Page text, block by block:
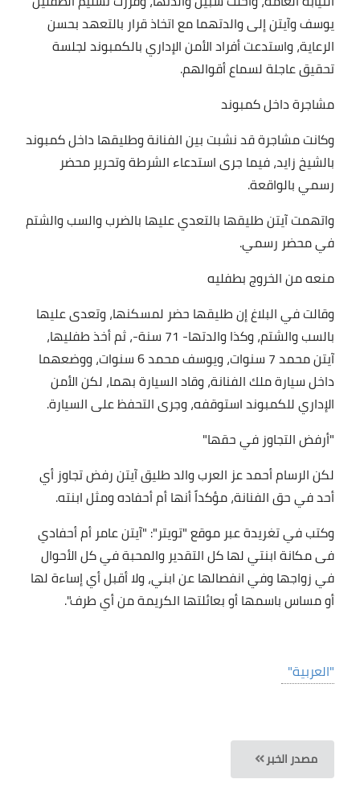
يوسف وآيتن إلى والدتهما مع اتخاذ قرار بالتعهد بحسن
الرعاية، واستدعت أفراد الأمن الإداري بالكمبوند لجلسة
تحقيق عاجلة لسماع أقوالهم.
مشاجرة داخل كمبوند
وكانت مشاجرة قد نشبت بين الفنانة وطليقها داخل كمبوند
بالشيخ زايد، فيما جرى استدعاء الشرطة وتحرير محضر
رسمي بالواقعة.
واتهمت آيتن طليقها بالتعدي عليها بالضرب والسب والشتم
في محضر رسمي.
منعه من الخروج بطفليه
وقالت في البلاغ إن طليقها حضر لمسكنها، وتعدى عليها
بالسب والشتم، وكذا والدتها- 71 سنة-، ثم أخذ طفليها،
آيتن محمد 7 سنوات، ويوسف محمد 6 سنوات، ووضعهما
داخل سيارة ملك الفنانة، وقاد السيارة بهما، لكن الأمن
الإداري للكمبوند استوقفه، وجرى التحفظ على السيارة.
"أرفض التجاوز في حقها"
لكن الرسام أحمد عز العرب والد طليق آيتن رفض تجاوز أي
أحد في حق الفنانة، مؤكداً أنها أم أحفاده ومثل ابنته.
وكتب في تغريدة عبر موقع "تويتر": "آيتن عامر أم أحفادي
فى مكانة ابنتي لها كل التقدير والمحبة في كل الأحوال
في زواجها وفي انفصالها عن ابني، ولا أقبل أي إساءة لها
أو مساس باسمها أو بعائلتها الكريمة من أي طرف".
"العربية"
مصدر الخبر